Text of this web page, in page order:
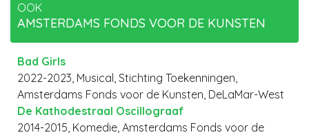
OOK
AMSTERDAMS FONDS VOOR DE KUNSTEN
Bad Girls
2022-2023, Musical, Stichting Toekenningen,
Amsterdams Fonds voor de Kunsten, DeLaMar-West
De Kathodestraal Oscillograaf
2014-2015, Komedie, Amsterdams Fonds voor de